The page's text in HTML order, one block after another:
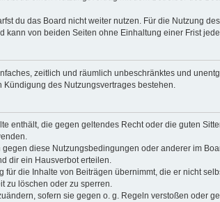
du das Board nicht weiter nutzen. Für die Nutzung
kann von beiden Seiten ohne Einhaltung einer Frist
zeitlich und räumlich unbeschränktes und
des Nutzungsvertrages bestehen.
enthält, die gegen geltendes Recht oder die guten
diese Nutzungsbedingungen oder anderer im
dir ein Hausverbot erteilen.
die Inhalte von Beiträgen übernimmt, die er nicht
zu löschen oder zu sperren.
sofern sie gegen o. g. Regeln verstoßen oder